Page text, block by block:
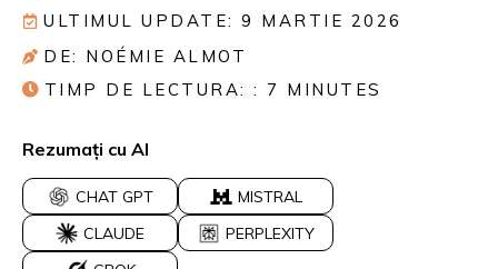
ULTIMUL UPDATE: 9 MARTIE 2026
DE: NOÉMIE ALMOT
TIMP DE LECTURA: : 7 MINUTES
Rezumați cu AI
CHAT GPT
MISTRAL
CLAUDE
PERPLEXITY